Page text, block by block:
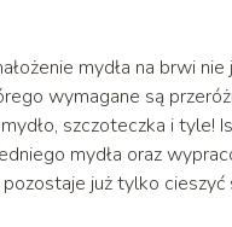
mydła na brwi
wymagane są
szczoteczka i tyle!
mydła oraz
już tylko cieszyć